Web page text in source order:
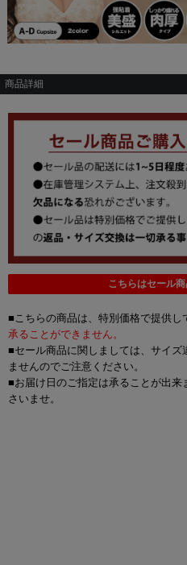
商品詳細
こちらはセール商
■こちらの商品は、特別価格で提供し
承ることができません。
■セール商品に関しましては、サイズ
ませんのでご注意ください。
■お届け日のご指定は承ることが出
さいませ。